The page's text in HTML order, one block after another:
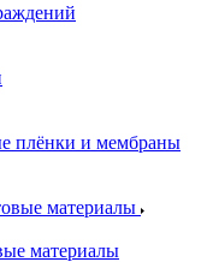
плёнки и мембраны
материалы
материалы